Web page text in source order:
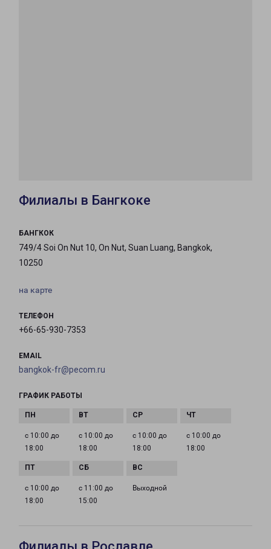
Филиалы в Бангкоке
БАНГКОК
749/4 Soi On Nut 10, On Nut, Suan Luang, Bangkok,
10250
на карте
ТЕЛЕФОН
+66-65-930-7353
EMAIL
bangkok-fr@pecom.ru
ГРАФИК РАБОТЫ
с 10:00 до
18:00
с 10:00 до
18:00
с 10:00 до
18:00
с 10:00 до
18:00
с 10:00 до
18:00
с 11:00 до
15:00
Выходной